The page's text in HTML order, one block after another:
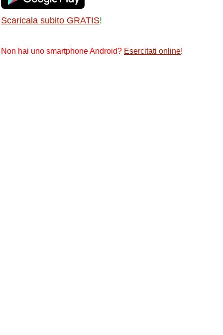
Scaricala subito GRATIS!
Non hai uno smartphone Android? Esercitati online!